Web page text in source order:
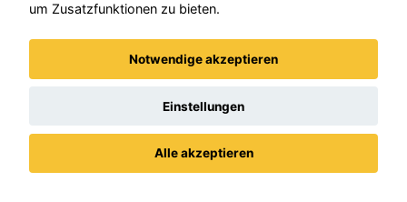
um Zusatzfunktionen zu bieten.
Notwendige akzeptieren
Einstellungen
Alle akzeptieren